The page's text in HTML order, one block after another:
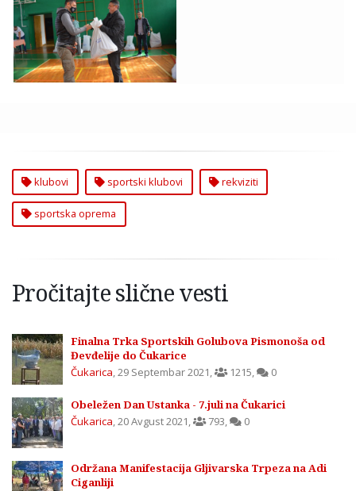
Sportska Oprema
Rekviziti Klubovi
Čukarice
klubovi sportski klubovi rekviziti
sportska oprema
Pročitajte slične vesti
Finalna Trka Sportskih Golubova Pismonoša od
Đevđelije do Čukarice
Čukarica,29 Septembar 2021, 1215, 0
Obeležen Dan Ustanka - 7.juli na Čukarici
Čukarica,20 Avgust 2021, 793, 0
Održana Manifestacija Gljivarska Trpeza na Adi
Ciganliji